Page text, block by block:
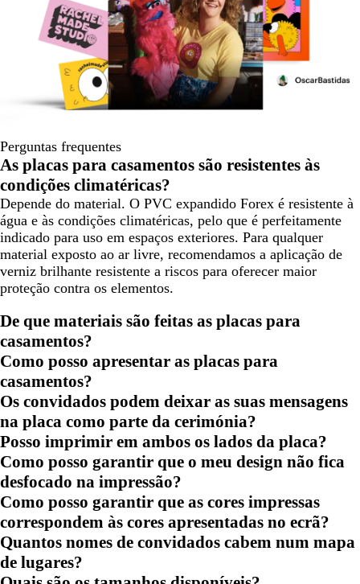
Perguntas frequentes
As placas para casamentos são resistentes às
condições climatéricas?
Depende do material. O PVC expandido Forex é resistente à
água e às condições climatéricas, pelo que é perfeitamente
indicado para uso em espaços exteriores. Para qualquer
material exposto ao ar livre, recomendamos a aplicação de
verniz brilhante resistente a riscos para oferecer maior
proteção contra os elementos.
De que materiais são feitas as placas para
casamentos?
Como posso apresentar as placas para
casamentos?
Os convidados podem deixar as suas mensagens
na placa como parte da cerimónia?
Posso imprimir em ambos os lados da placa?
Como posso garantir que o meu design não fica
desfocado na impressão?
Como posso garantir que as cores impressas
correspondem às cores apresentadas no ecrã?
Quantos nomes de convidados cabem num mapa
de lugares?